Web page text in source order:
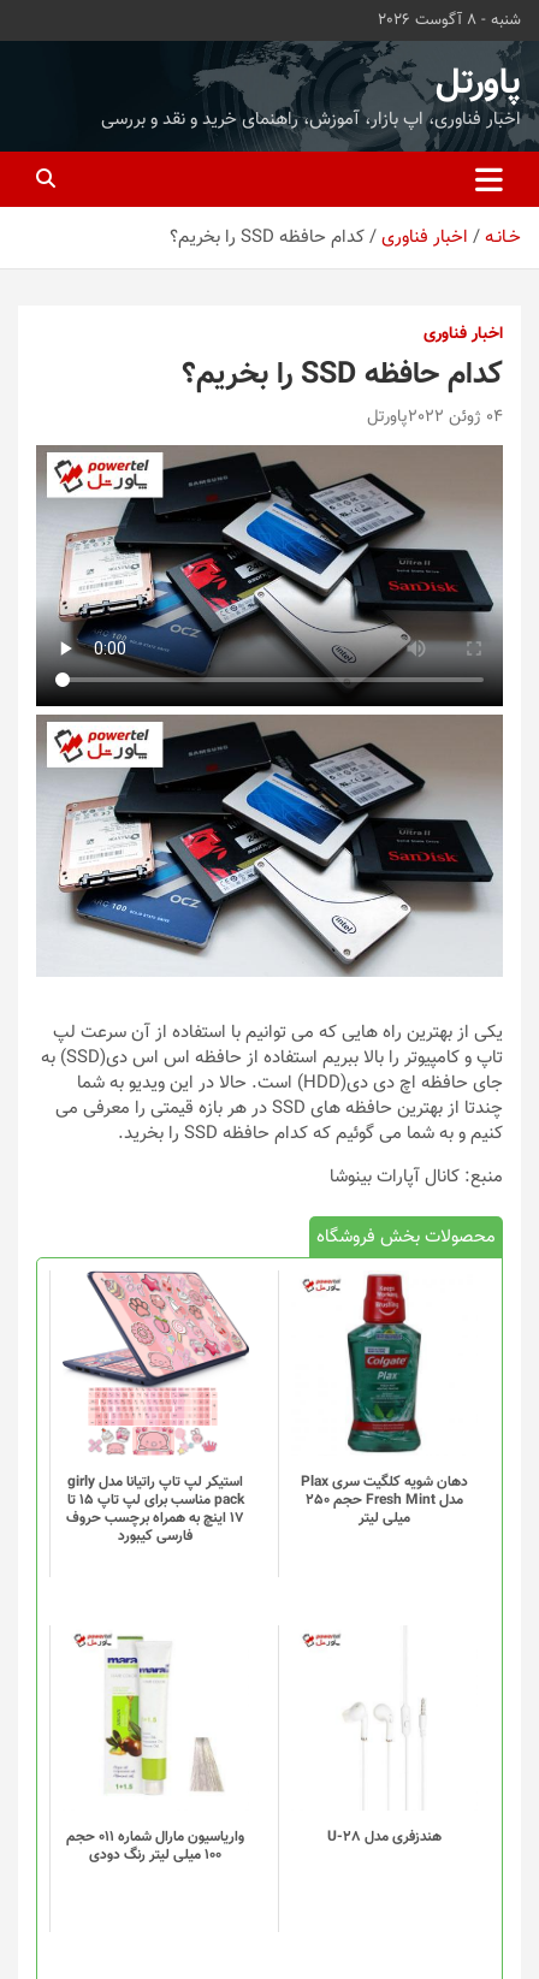
محتوا
بروید
شنبه - 8 آگوست 2026
پاورتل
اخبار فناوری، اپ بازار، آموزش، راهنمای خرید و نقد و بررسی
خـانـه اخبار فناوری کدام حافظه SSD را بخریم؟
اخبار فناوری
کدام حافظه SSD را بخریم؟
04 ژوئن 2022 پاورتل
یکی از بهترین راه هایی که می توانیم با استفاده از آن سرعت لپ
تاپ و کامپیوتر را بالا ببریم استفاده از حافظه اس اس دی(SSD) به
جای حافظه اچ دی دی(HDD) است. حالا در این ویدیو به شما
چندتا از بهترین حافظه های SSD در هر بازه قیمتی را معرفی می
کنیم و به شما می گوئیم که کدام حافظه SSD را بخرید.
منبع: کانال آپارات بینوشا
محصولات بخش فروشگاه
دهان شویه کلگیت سری Plax
مدل Fresh Mint حجم 250
میلی لیتر
استیکر لپ تاپ راتیانا مدل girly
pack مناسب برای لپ تاپ 15 تا
17 اینچ به همراه برچسب حروف
فارسی کیبورد
هندزفری مدل U-28
واریاسیون مارال شماره 011 حجم
100 میلی لیتر رنگ دودی